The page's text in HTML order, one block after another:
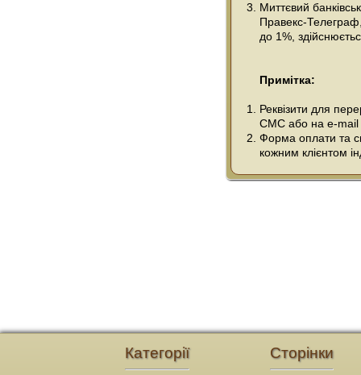
Миттєвий
Правекс-Телеграф,
до 1%,
Примітка:
Реквізити для
СМС або на e-mail
Форма оплати та
кожним клієнтом
Сторінки
Категорії